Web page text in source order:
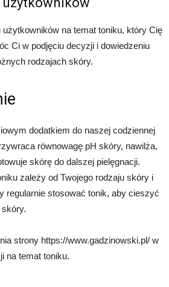
na temat toniku, który Cię
Ci w podjęciu decyzji i dowiedzeniu
rodzajach skóry.
dodatkiem do naszej codziennej
równowagę pH skóry, nawilża,
skórę do dalszej pielęgnacji.
zależy od Twojego rodzaju skóry i
regularnie stosować tonik, aby cieszyć
strony https://www.gadzinowski.pl/ w
na temat toniku.